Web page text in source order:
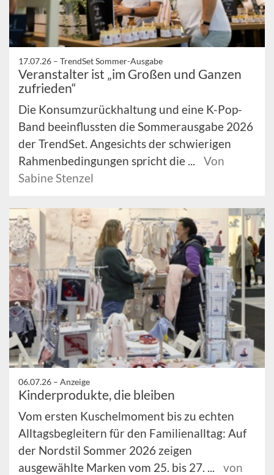
17.07.26 – TrendSet Sommer-Ausgabe
Veranstalter ist „im Großen und Ganzen
zufrieden“
Die Konsumzurückhaltung und eine K-Pop-
Band beeinflussten die Sommerausgabe 2026
der TrendSet. Angesichts der schwierigen
Rahmenbedingungen spricht die ...
Von
Sabine Stenzel
06.07.26 – Anzeige
Kinderprodukte, die bleiben
Vom ersten Kuschelmoment bis zu echten
Alltagsbegleitern für den Familienalltag: Auf
der Nordstil Sommer 2026 zeigen
ausgewählte Marken vom 25. bis 27. ...
von